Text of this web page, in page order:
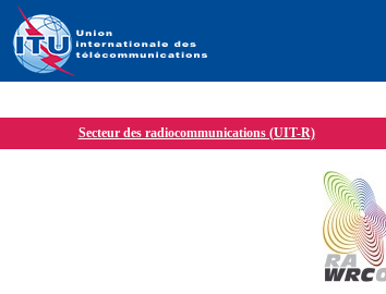
Secteur des radiocommunications (UIT-R)